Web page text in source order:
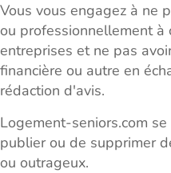
Vous vous engagez à ne
ou professionnellement à
entreprises et ne pas
financière ou autre en
rédaction d'avis.
Logement-seniors.com
publier ou de supprimer
ou outrageux.